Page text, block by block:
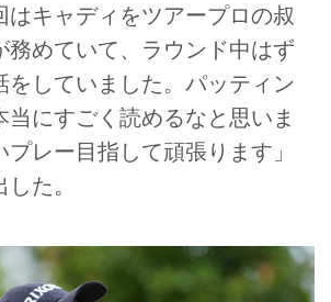
はキャディをツアープロの叔
務めていて、ラウンド中はず
をしていました。パッティン
当にすごく読めるなと思いま
レー目指して頑張ります」
た。